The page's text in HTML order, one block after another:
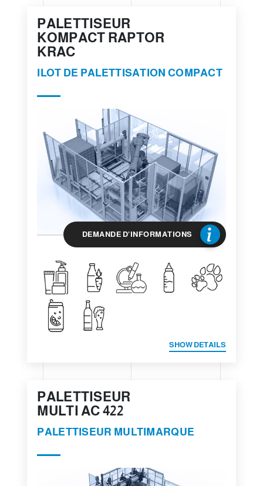
PALETTISEUR
KOMPACT RAPTOR
KRAC
ILOT DE PALETTISATION COMPACT
DEMANDE D'INFORMATIONS
SHOW DETAILS
PALETTISEUR
MULTI AC 422
PALETTISEUR MULTIMARQUE